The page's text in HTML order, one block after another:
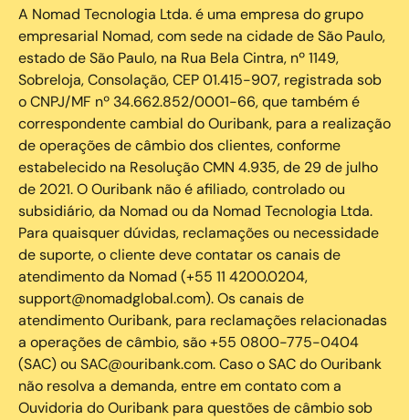
A Nomad Tecnologia Ltda. é uma empresa do grupo
empresarial Nomad, com sede na cidade de São Paulo,
estado de São Paulo, na Rua Bela Cintra, nº 1149,
Sobreloja, Consolação, CEP 01.415-907, registrada sob
o CNPJ/MF nº 34.662.852/0001-66, que também é
correspondente cambial do Ouribank, para a realização
de operações de câmbio dos clientes, conforme
estabelecido na Resolução CMN 4.935, de 29 de julho
de 2021. O Ouribank não é afiliado, controlado ou
subsidiário, da Nomad ou da Nomad Tecnologia Ltda.
Para quaisquer dúvidas, reclamações ou necessidade
de suporte, o cliente deve contatar os canais de
atendimento da Nomad (+55 11 4200.0204,
support@nomadglobal.com). Os canais de
atendimento Ouribank, para reclamações relacionadas
a operações de câmbio, são +55 0800-775-0404
(SAC) ou SAC@ouribank.com. Caso o SAC do Ouribank
não resolva a demanda, entre em contato com a
Ouvidoria do Ouribank para questões de câmbio sob